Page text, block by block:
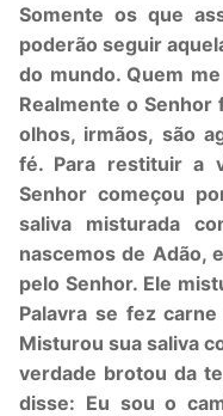
Somente os que
poderão seguir
do mundo. Quem
Realmente o Senhor
olhos, irmãos, são
fé. Para restituir a
Senhor começou
saliva misturada
nascemos de Adão,
pelo Senhor. Ele
Palavra se fez
Misturou sua saliva
verdade brotou da
disse: Eu sou o